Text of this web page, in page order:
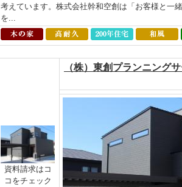
考えています。株式会社幹和空創は「お客様と一
を...
資料請求はコ
コをチェック
（株）東創プランニング